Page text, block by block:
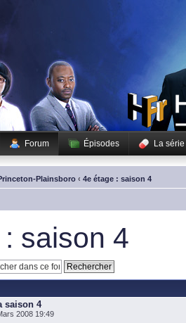
Forum Épisodes La série
Plainsboro ‹ 4e étage : saison 4
saison 4
saison 4
2008 19:49